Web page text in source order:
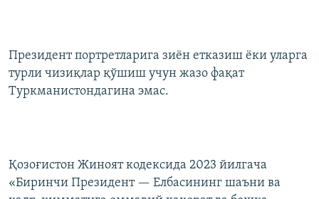
Президент портретларига зиён етказиш ёки уларга
турли чизиқлар қўшиш учун жазо фақат
Туркманистондагина эмас.
Қозоғистон Жиноят кодексида 2023 йилгача
«Биринчи Президент — Елбасининг шаъни ва